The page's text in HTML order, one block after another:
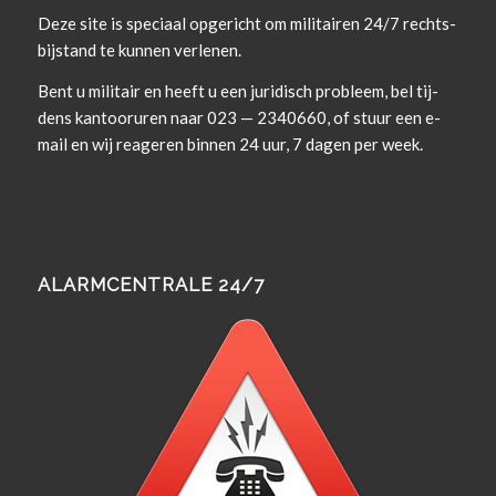
Deze site is spe­ci­aal opgericht om militairen 24/7 rechts­
bi­j­s­tand te kun­nen verlenen.
Bent u militair en heeft u een juridisch prob­leem, bel tij­
dens kan­tooruren naar 023 — 2340660, of stuur een e-
mail en wij rea­geren bin­nen 24 uur, 7 dagen per week.
ALARMCENTRALE 24/7